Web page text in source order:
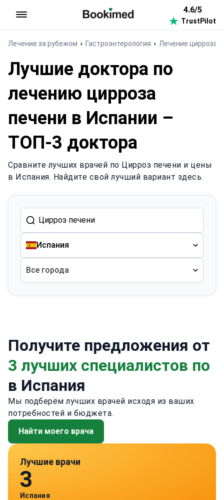
4.6/5
TrustPilot
Лечение за рубежом Гастроэнтерология Лечение цирроза
Лучшие доктора по
лечению цирроза
печени в Испании –
ТОП-3 доктора
Сравните лучших врачей по Цирроз печени и цены
в Испания. Найдите свой лучший вариант здесь.
Испания
Все города
Получите предложения от
3 лучших специалистов по
в Испания
Мы подберём лучших врачей исходя из ваших
потребностей и бюджета.
Найти моего врача
Лучшие врачи
3
Испания